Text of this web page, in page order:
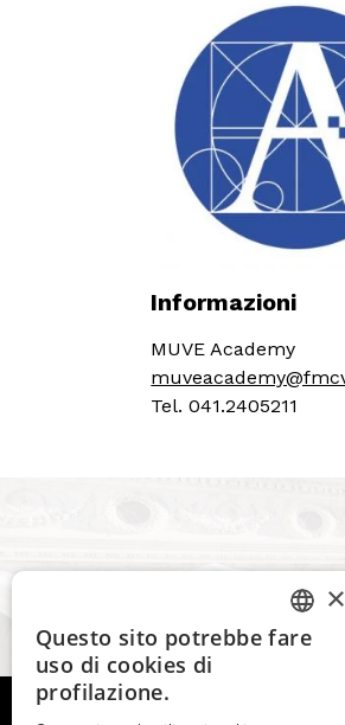
Informazioni
MUVE Academy
Tel. 041.2405211
ITALIAN
×
Questo sito potrebbe fare
uso di cookies di
profilazione.